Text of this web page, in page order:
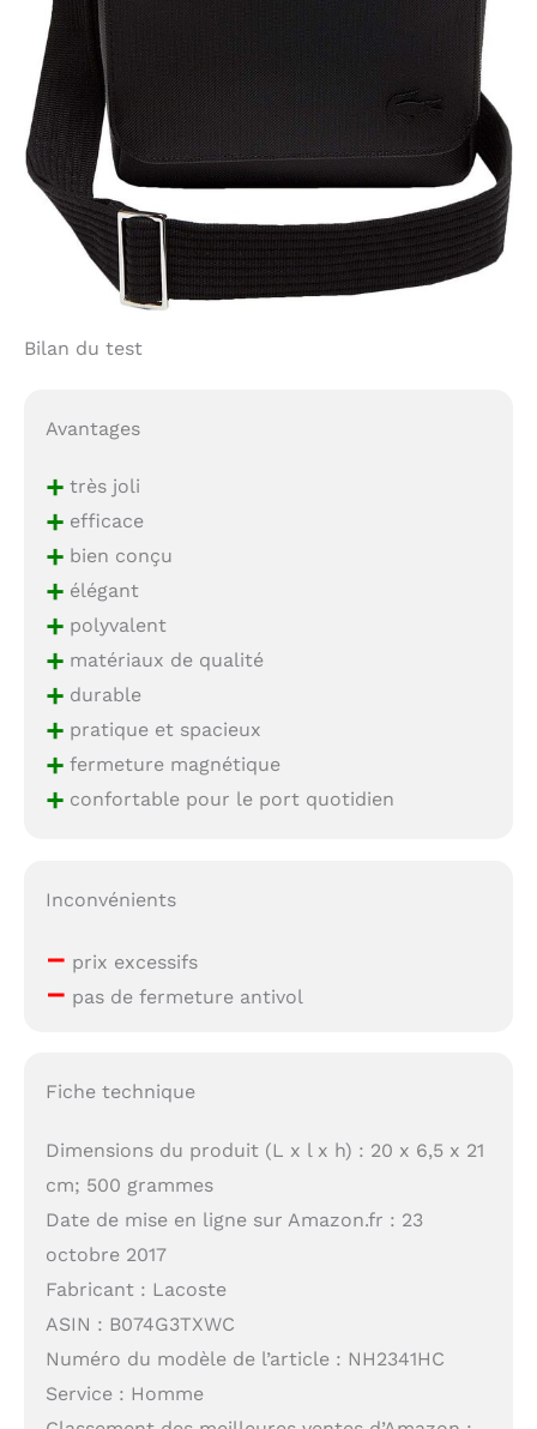
Bilan du test
Avantages
+très joli
+efficace
+bien conçu
+élégant
+polyvalent
+matériaux de qualité
+durable
+pratique et spacieux
+fermeture magnétique
+confortable pour le port quotidien
Inconvénients
– prix excessifs
– pas de fermeture antivol
Fiche technique
Dimensions du produit (L x l x h) : 20 x 6,5 x 21
cm; 500 grammes
Date de mise en ligne sur Amazon.fr : 23
octobre 2017
Fabricant : Lacoste
ASIN : B074G3TXWC
Numéro du modèle de l’article : NH2341HC
Service : Homme